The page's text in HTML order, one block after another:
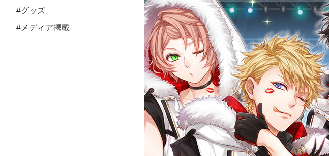
#グッズ
#メディア掲載